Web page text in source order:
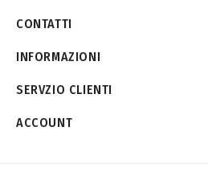
CONTATTI
INFORMAZIONI
SERVZIO CLIENTI
ACCOUNT